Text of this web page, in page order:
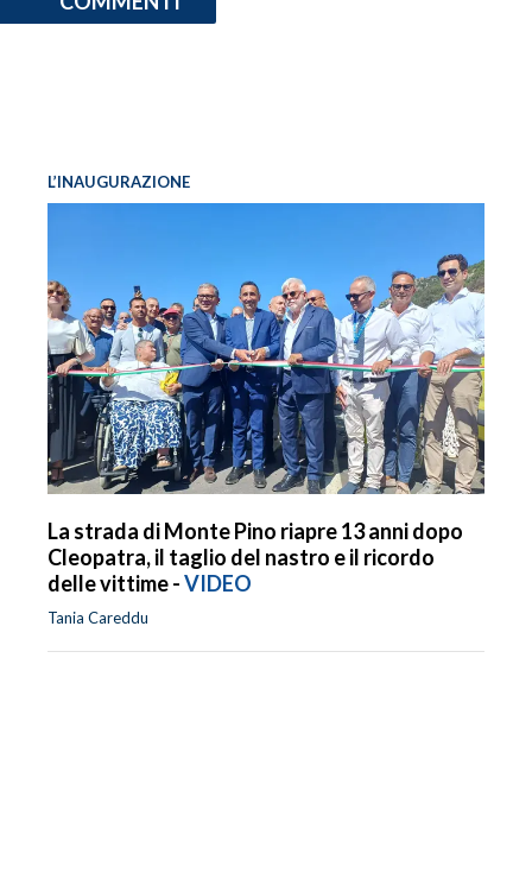
L’INAUGURAZIONE
La strada di Monte Pino riapre 13 anni dopo
Cleopatra, il taglio del nastro e il ricordo
delle vittime -VIDEO
Tania Careddu